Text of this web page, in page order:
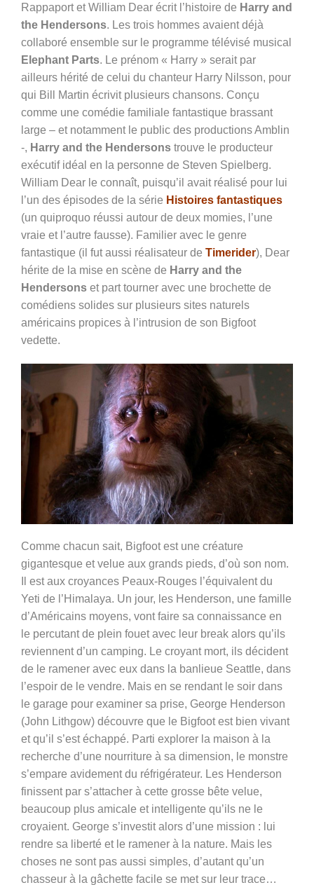
Rappaport et William Dear écrit l’histoire de Harry and
the Hendersons. Les trois hommes avaient déjà
collaboré ensemble sur le programme télévisé musical
Elephant Parts. Le prénom « Harry » serait par
ailleurs hérité de celui du chanteur Harry Nilsson, pour
qui Bill Martin écrivit plusieurs chansons. Conçu
comme une comédie familiale fantastique brassant
large – et notamment le public des productions Amblin
-, Harry and the Hendersons trouve le producteur
exécutif idéal en la personne de Steven Spielberg.
William Dear le connaît, puisqu’il avait réalisé pour lui
l’un des épisodes de la série Histoires fantastiques
(un quiproquo réussi autour de deux momies, l’une
vraie et l’autre fausse). Familier avec le genre
fantastique (il fut aussi réalisateur de Timerider), Dear
hérite de la mise en scène de Harry and the
Hendersons et part tourner avec une brochette de
comédiens solides sur plusieurs sites naturels
américains propices à l’intrusion de son Bigfoot
vedette.
Comme chacun sait, Bigfoot est une créature
gigantesque et velue aux grands pieds, d’où son nom.
Il est aux croyances Peaux-Rouges l’équivalent du
Yeti de l’Himalaya. Un jour, les Henderson, une famille
d’Américains moyens, vont faire sa connaissance en
le percutant de plein fouet avec leur break alors qu’ils
reviennent d’un camping. Le croyant mort, ils décident
de le ramener avec eux dans la banlieue Seattle, dans
l’espoir de le vendre. Mais en se rendant le soir dans
le garage pour examiner sa prise, George Henderson
(John Lithgow) découvre que le Bigfoot est bien vivant
et qu’il s’est échappé. Parti explorer la maison à la
recherche d’une nourriture à sa dimension, le monstre
s’empare avidement du réfrigérateur. Les Henderson
finissent par s’attacher à cette grosse bête velue,
beaucoup plus amicale et intelligente qu’ils ne le
croyaient. George s’investit alors d’une mission : lui
rendre sa liberté et le ramener à la nature. Mais les
choses ne sont pas aussi simples, d’autant qu’un
chasseur à la gâchette facile se met sur leur trace…